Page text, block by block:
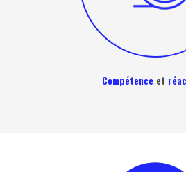
Compétence et